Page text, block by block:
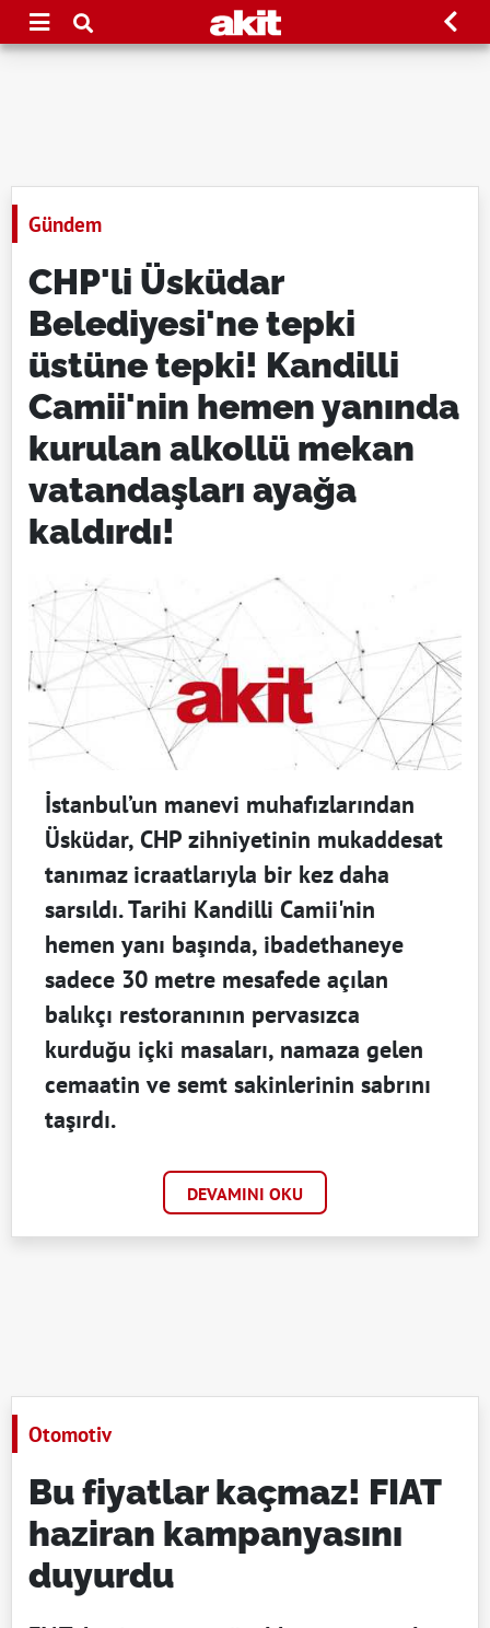
Gündem
CHP'li Üsküdar
Belediyesi'ne tepki
üstüne tepki! Kandilli
Camii'nin hemen yanında
kurulan alkollü mekan
vatandaşları ayağa
kaldırdı!
İstanbul’un manevi muhafızlarından
Üsküdar, CHP zihniyetinin mukaddesat
tanımaz icraatlarıyla bir kez daha
sarsıldı. Tarihi Kandilli Camii'nin
hemen yanı başında, ibadethaneye
sadece 30 metre mesafede açılan
balıkçı restoranının pervasızca
kurduğu içki masaları, namaza gelen
cemaatin ve semt sakinlerinin sabrını
taşırdı.
DEVAMINI OKU
Otomotiv
Bu fiyatlar kaçmaz! FIAT
haziran kampanyasını
duyurdu